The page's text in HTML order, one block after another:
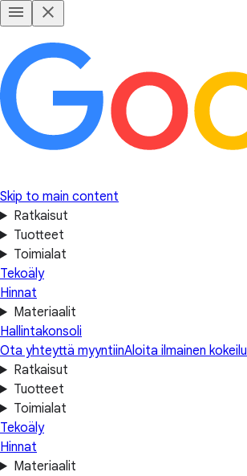
Skip to main content
Ratkaisut
Tuotteet
Toimialat
Tekoäly
Hinnat
Materiaalit
Hallintakonsoli
Ota yhteyttä myyntiinAloita ilmainen kokeilu
Ratkaisut
Tuotteet
Toimialat
Tekoäly
Hinnat
Materiaalit